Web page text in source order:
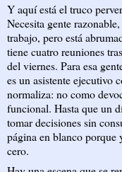
Y aquí está el truco
Necesita gente
trabajo, pero está
tiene cuatro reuniones
del viernes. Para esa
es un asistente ejecutivo
normaliza: no como
funcional. Hasta que un
tomar decisiones sin
página en blanco porque
cero.